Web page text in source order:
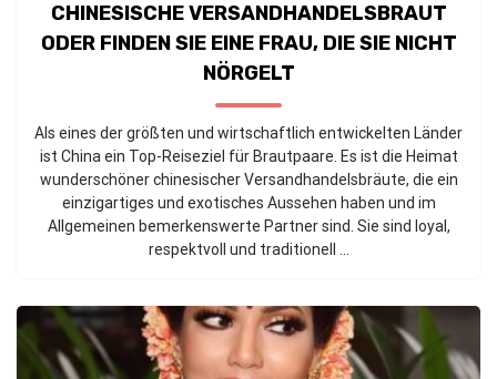
CHINESISCHE VERSANDHANDELSBRAUT
ODER FINDEN SIE EINE FRAU, DIE SIE NICHT
NÖRGELT
Als eines der größten und wirtschaftlich entwickelten Länder
ist China ein Top-Reiseziel für Brautpaare. Es ist die Heimat
wunderschöner chinesischer Versandhandelsbräute, die ein
einzigartiges und exotisches Aussehen haben und im
Allgemeinen bemerkenswerte Partner sind. Sie sind loyal,
respektvoll und traditionell ...